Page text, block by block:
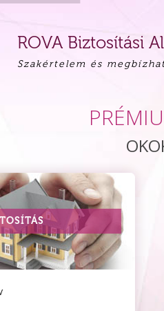
ROVA Biztosítási
Szakértelem és